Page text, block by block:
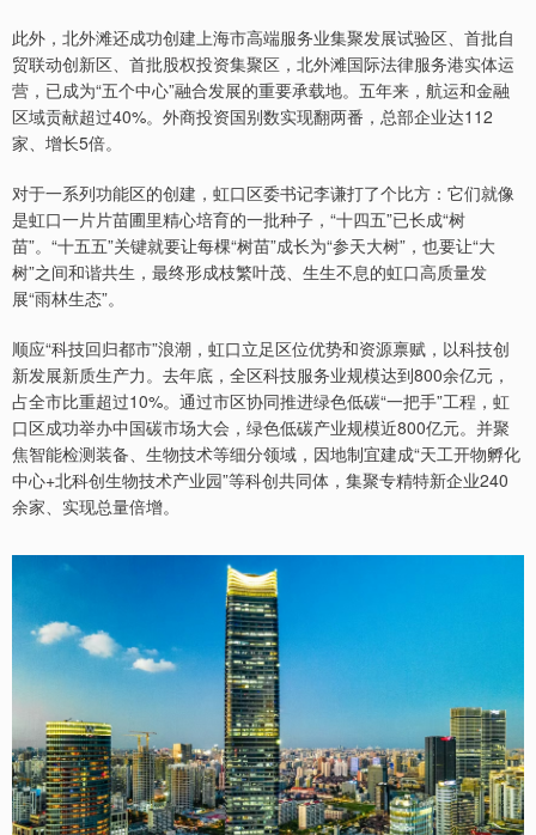
此外，北外滩还成功创建上海市高端服务业集聚发展试验区、首批自
贸联动创新区、首批股权投资集聚区，北外滩国际法律服务港实体运
营，已成为“五个中心”融合发展的重要承载地。五年来，航运和金融
区域贡献超过40%。外商投资国别数实现翻两番，总部企业达112
家、增长5倍。
对于一系列功能区的创建，虹口区委书记李谦打了个比方：它们就像
是虹口一片片苗圃里精心培育的一批种子，“十四五”已长成“树
苗”。“十五五”关键就要让每棵“树苗”成长为“参天大树”，也要让“大
树”之间和谐共生，最终形成枝繁叶茂、生生不息的虹口高质量发
展“雨林生态”。
顺应“科技回归都市”浪潮，虹口立足区位优势和资源禀赋，以科技创
新发展新质生产力。去年底，全区科技服务业规模达到800余亿元，
占全市比重超过10%。通过市区协同推进绿色低碳“一把手”工程，虹
口区成功举办中国碳市场大会，绿色低碳产业规模近800亿元。并聚
焦智能检测装备、生物技术等细分领域，因地制宜建成“天工开物孵化
中心+北科创生物技术产业园”等科创共同体，集聚专精特新企业240
余家、实现总量倍增。